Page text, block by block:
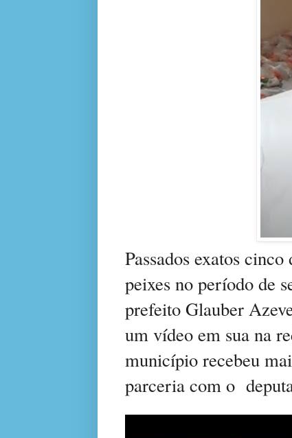
Passados exatos
peixes no período de
prefeito Glauber
um vídeo em sua na
município recebeu
parceria com o